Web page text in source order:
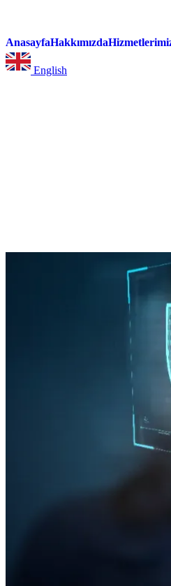
AnasayfaHakkımızda
English